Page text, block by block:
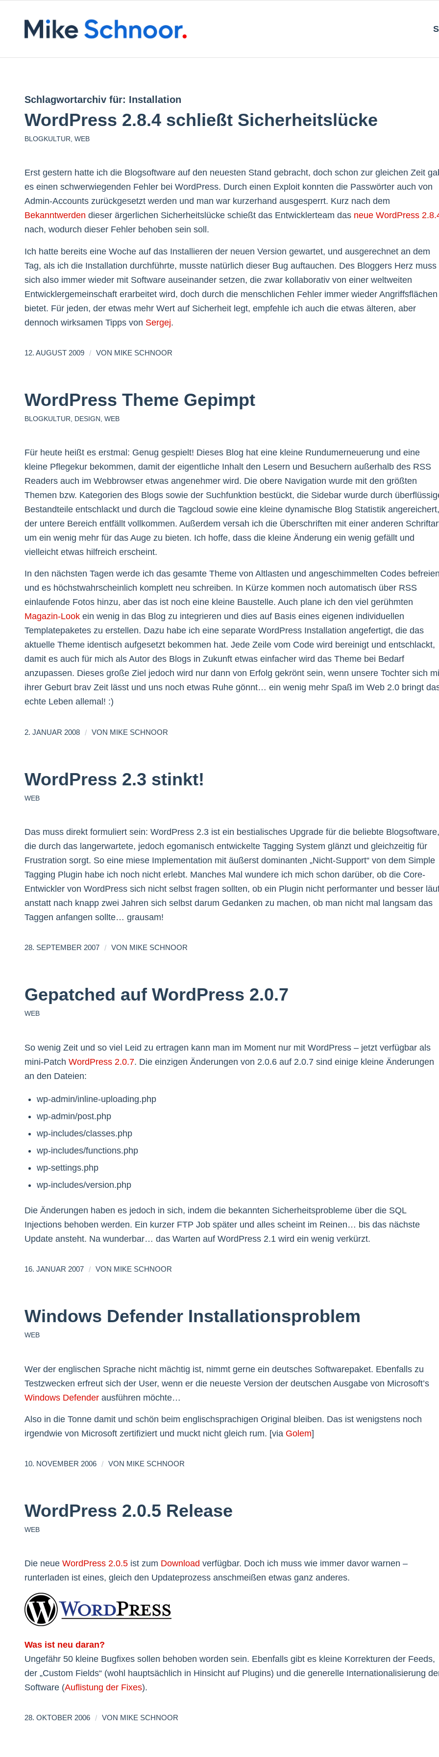
Schlagwortarchiv für: Installation
WordPress 2.8.4 schließt Sicherheitslücke
BLOGKULTUR WEB
Erst gestern hatte ich die Blogsoftware auf den neuesten Stand gebracht, doch schon zur gleichen Zeit
es einen schwerwiegenden Fehler bei WordPress. Durch einen Exploit konnten die Passwörter auch von
Admin-Accounts zurückgesetzt werden und man war kurzerhand ausgesperrt. Kurz nach dem
Bekanntwerden dieser ärgerlichen Sicherheitslücke schießt das Entwicklerteam das neue WordPress
nach, wodurch dieser Fehler behoben sein soll.
Ich hatte bereits eine Woche auf das Installieren der neuen Version gewartet, und ausgerechnet an dem
Tag, als ich die Installation durchführte, musste natürlich dieser Bug auftauchen. Des Bloggers Herz muss
sich also immer wieder mit Software auseinander setzen, die zwar kollaborativ von einer weltweiten
Entwicklergemeinschaft erarbeitet wird, doch durch die menschlichen Fehler immer wieder Angriffsflächen
bietet. Für jeden, der etwas mehr Wert auf Sicherheit legt, empfehle ich auch die etwas älteren, aber
dennoch wirksamen Tipps von Sergej.
12. AUGUST 2009 / VON MIKE SCHNOOR
WordPress Theme Gepimpt
BLOGKULTUR DESIGN WEB
Für heute heißt es erstmal: Genug gespielt! Dieses Blog hat eine kleine Rundumerneuerung und eine
kleine Pflegekur bekommen, damit der eigentliche Inhalt den Lesern und Besuchern außerhalb des RSS
Readers auch im Webbrowser etwas angenehmer wird. Die obere Navigation wurde mit den größten
Themen bzw. Kategorien des Blogs sowie der Suchfunktion bestückt, die Sidebar wurde durch
Bestandteile entschlackt und durch die Tagcloud sowie eine kleine dynamische Blog Statistik angereichert,
der untere Bereich entfällt vollkommen. Außerdem versah ich die Überschriften mit einer anderen
um ein wenig mehr für das Auge zu bieten. Ich hoffe, dass die kleine Änderung ein wenig gefällt und
vielleicht etwas hilfreich erscheint.
In den nächsten Tagen werde ich das gesamte Theme von Altlasten und angeschimmelten Codes
und es höchstwahrscheinlich komplett neu schreiben. In Kürze kommen noch automatisch über RSS
einlaufende Fotos hinzu, aber das ist noch eine kleine Baustelle. Auch plane ich den viel gerühmten
Magazin-Look ein wenig in das Blog zu integrieren und dies auf Basis eines eigenen individuellen
Templatepaketes zu erstellen. Dazu habe ich eine separate WordPress Installation angefertigt, die das
aktuelle Theme identisch aufgesetzt bekommen hat. Jede Zeile vom Code wird bereinigt und entschlackt,
damit es auch für mich als Autor des Blogs in Zukunft etwas einfacher wird das Theme bei Bedarf
anzupassen. Dieses große Ziel jedoch wird nur dann von Erfolg gekrönt sein, wenn unsere Tochter sich
ihrer Geburt brav Zeit lässt und uns noch etwas Ruhe gönnt… ein wenig mehr Spaß im Web 2.0 bringt
echte Leben allemal! :)
2. JANUAR 2008 / VON MIKE SCHNOOR
WordPress 2.3 stinkt!
WEB
Das muss direkt formuliert sein: WordPress 2.3 ist ein bestialisches Upgrade für die beliebte Blogsoftware,
die durch das langerwartete, jedoch egomanisch entwickelte Tagging System glänzt und gleichzeitig für
Frustration sorgt. So eine miese Implementation mit äußerst dominanten „Nicht-Support“ von dem Simple
Tagging Plugin habe ich noch nicht erlebt. Manches Mal wundere ich mich schon darüber, ob die Core-
Entwickler von WordPress sich nicht selbst fragen sollten, ob ein Plugin nicht performanter und besser
anstatt nach knapp zwei Jahren sich selbst darum Gedanken zu machen, ob man nicht mal langsam das
Taggen anfangen sollte… grausam!
28. SEPTEMBER 2007 / VON MIKE SCHNOOR
Gepatched auf WordPress 2.0.7
WEB
So wenig Zeit und so viel Leid zu ertragen kann man im Moment nur mit WordPress – jetzt verfügbar als
mini-Patch WordPress 2.0.7. Die einzigen Änderungen von 2.0.6 auf 2.0.7 sind einige kleine Änderungen
an den Dateien:
wp-admin/inline-uploading.php
wp-admin/post.php
wp-includes/classes.php
wp-includes/functions.php
wp-settings.php
wp-includes/version.php
Die Änderungen haben es jedoch in sich, indem die bekannten Sicherheitsprobleme über die SQL
Injections behoben werden. Ein kurzer FTP Job später und alles scheint im Reinen… bis das nächste
Update ansteht. Na wunderbar… das Warten auf WordPress 2.1 wird ein wenig verkürzt.
16. JANUAR 2007 / VON MIKE SCHNOOR
Windows Defender Installationsproblem
WEB
Wer der englischen Sprache nicht mächtig ist, nimmt gerne ein deutsches Softwarepaket. Ebenfalls zu
Testzwecken erfreut sich der User, wenn er die neueste Version der deutschen Ausgabe von Microsoft’s
Windows Defender ausführen möchte…
Also in die Tonne damit und schön beim englischsprachigen Original bleiben. Das ist wenigstens noch
irgendwie von Microsoft zertifiziert und muckt nicht gleich rum. [via Golem]
10. NOVEMBER 2006 / VON MIKE SCHNOOR
WordPress 2.0.5 Release
WEB
Die neue WordPress 2.0.5 ist zum Download verfügbar. Doch ich muss wie immer davor warnen –
runterladen ist eines, gleich den Updateprozess anschmeißen etwas ganz anderes.
Was ist neu daran?
Ungefähr 50 kleine Bugfixes sollen behoben worden sein. Ebenfalls gibt es kleine Korrekturen der Feeds,
der „Custom Fields“ (wohl hauptsächlich in Hinsicht auf Plugins) und die generelle Internationalisierung
Software (Auflistung der Fixes).
28. OKTOBER 2006 / VON MIKE SCHNOOR